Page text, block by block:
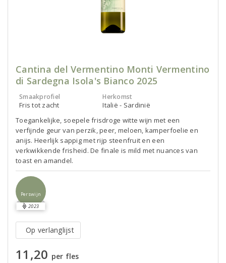
Cantina del Vermentino Monti Vermentino
di Sardegna Isola's Bianco 2025
Smaakprofiel
Fris tot zacht
Herkomst
Italië - Sardinië
Toegankelijke, soepele frisdroge witte wijn met een
verfijnde geur van perzik, peer, meloen, kamperfoelie en
anijs. Heerlijk sappig met rijp steenfruit en een
verkwikkende frisheid. De finale is mild met nuances van
toast en amandel.
Perswijn
2023
Op verlanglijst
11,20 per fles